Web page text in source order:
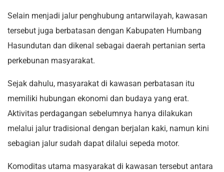
Selain menjadi jalur penghubung antarwilayah, kawasan
tersebut juga berbatasan dengan Kabupaten Humbang
Hasundutan dan dikenal sebagai daerah pertanian serta
perkebunan masyarakat.
Sejak dahulu, masyarakat di kawasan perbatasan itu
memiliki hubungan ekonomi dan budaya yang erat.
Aktivitas perdagangan sebelumnya hanya dilakukan
melalui jalur tradisional dengan berjalan kaki, namun kini
sebagian jalur sudah dapat dilalui sepeda motor.
Komoditas utama masyarakat di kawasan tersebut antara